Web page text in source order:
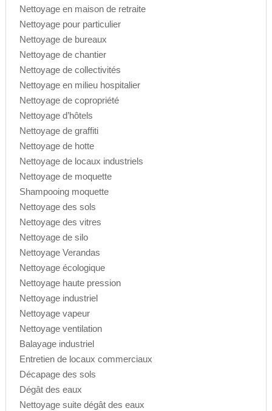
Nettoyage en maison de retraite
Nettoyage pour particulier
Nettoyage de bureaux
Nettoyage de chantier
Nettoyage de collectivités
Nettoyage en milieu hospitalier
Nettoyage de copropriété
Nettoyage d’hôtels
Nettoyage de graffiti
Nettoyage de hotte
Nettoyage de locaux industriels
Nettoyage de moquette
Shampooing moquette
Nettoyage des sols
Nettoyage des vitres
Nettoyage de silo
Nettoyage Verandas
Nettoyage écologique
Nettoyage haute pression
Nettoyage industriel
Nettoyage vapeur
Nettoyage ventilation
Balayage industriel
Entretien de locaux commerciaux
Décapage des sols
Dégât des eaux
Nettoyage suite dégât des eaux